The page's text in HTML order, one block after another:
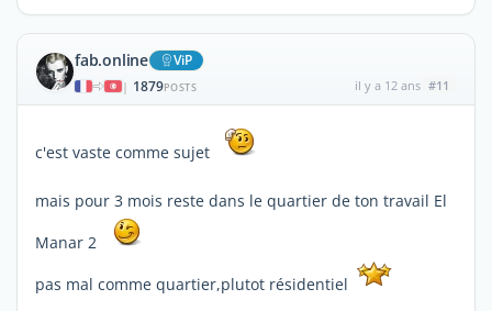
fab.online ViP
| 1879POSTS il y a 12 ans #11
c'est vaste comme sujet
mais pour 3 mois reste dans le quartier de ton travail El
Manar 2
pas mal comme quartier,plutot résidentiel